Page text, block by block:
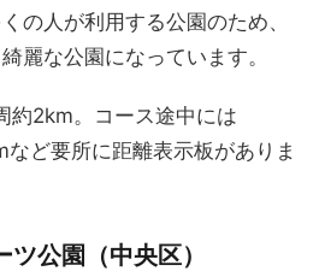
の人が利用する公園のため、
麗な公園になっています。
約2km。コース途中には
ど要所に距離表示板がありま
ツ公園（中央区）